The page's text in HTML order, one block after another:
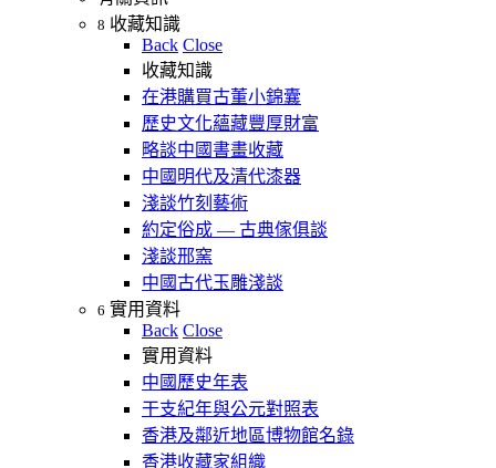
8 收藏知識
Back Close
收藏知識
在港購買古董小錦囊
歷史文化蘊藏豐厚財富
略談中國書畫收藏
中國明代及清代漆器
淺談竹刻藝術
約定俗成 — 古典傢俱談
淺談邢窯
中國古代玉雕淺談
6 實用資料
Back Close
實用資料
中國歷史年表
干支紀年與公元對照表
香港及鄰近地區博物館名錄
香港收藏家組織